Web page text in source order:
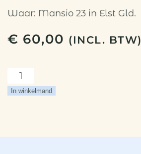
Waar: Mansio 23 in Elst Gld.
€ 60,00 (INCL. BTW)
Letter
even
In winkelmand